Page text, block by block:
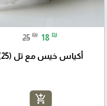
25 ₪ 18 ₪
أكياس خيس مع تل (25)
add_shopping_cart